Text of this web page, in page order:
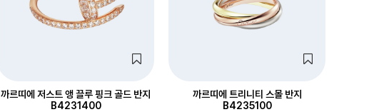
까르띠에 저스트 앵 끌루 핑크 골드 반지
B4231400
까르띠에 트리니티 스몰 반지
B4235100